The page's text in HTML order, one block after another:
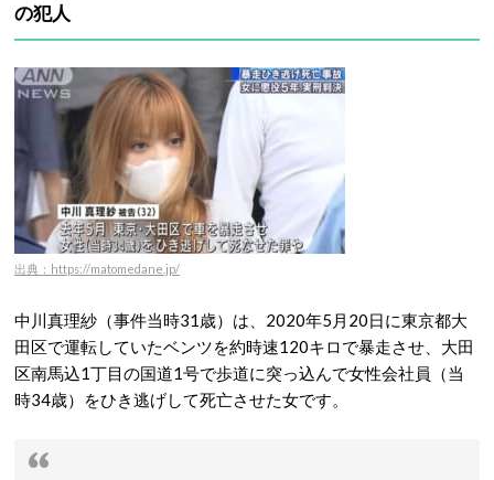
の犯人
出典：https://matomedane.jp/
中川真理紗（事件当時31歳）は、2020年5月20日に東京都大
田区で運転していたベンツを約時速120キロで暴走させ、大田
区南馬込1丁目の国道1号で歩道に突っ込んで女性会社員（当
時34歳）をひき逃げして死亡させた女です。